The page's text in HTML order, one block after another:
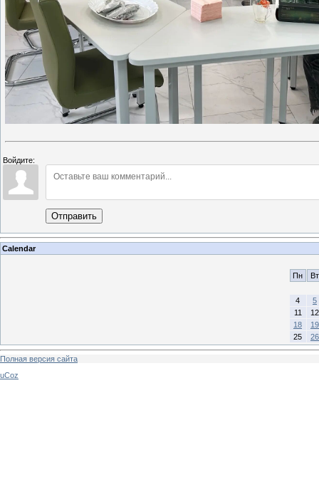
Войдите:
Отправить
Calendar
Пн Вт
4
5
11
12
18
19
25
26
Полная версия сайта
uCoz